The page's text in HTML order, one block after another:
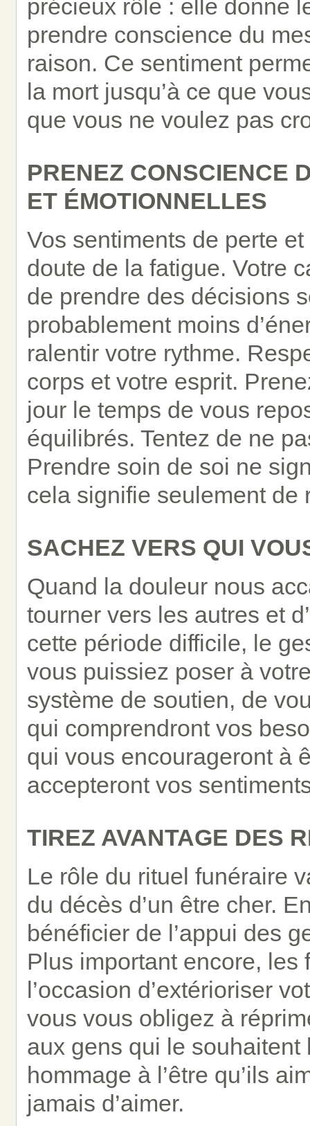
précieux rôle : elle donne
prendre conscience du
raison. Ce sentiment
la mort jusqu’à ce que
que vous ne voulez pas
PRENEZ CONSCIENCE
ET ÉMOTIONNELLES
Vos sentiments de perte
doute de la fatigue. Votre
de prendre des décisions
probablement moins
ralentir votre rythme.
corps et votre esprit.
jour le temps de vous
équilibrés. Tentez de ne
Prendre soin de soi ne
cela signifie seulement de
SACHEZ VERS QUI
Quand la douleur nous
tourner vers les autres et
cette période difficile, le
vous puissiez poser à
système de soutien, de
qui comprendront vos
qui vous encourageront à
accepteront vos
TIREZ AVANTAGE DES
Le rôle du rituel funéraire
du décès d’un être cher.
bénéficier de l’appui des
Plus important encore,
l’occasion d’extérioriser
vous vous obligez à
aux gens qui le souhaitent
hommage à l’être qu’ils
jamais d’aimer.